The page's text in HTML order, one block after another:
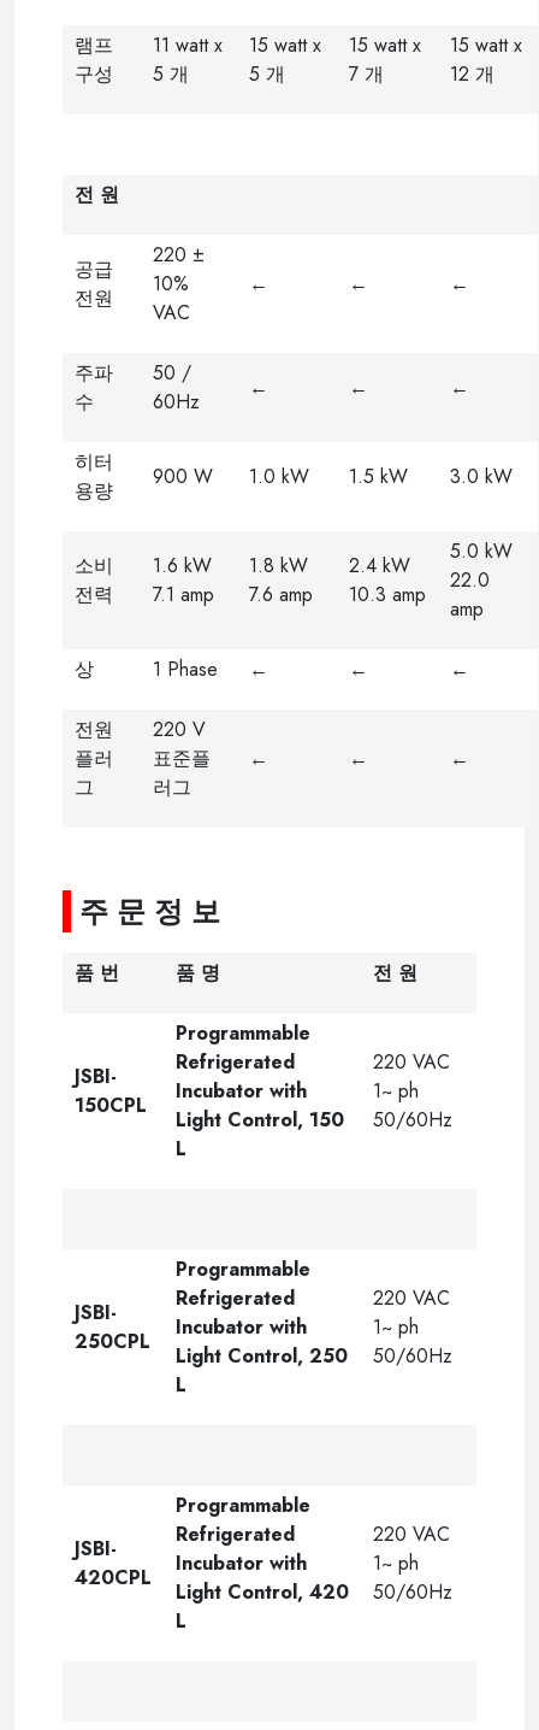
램프
구성
11 watt x
5 개
15 watt x
5 개
15 watt x
7 개
15 watt x
12 개
전 원
공급
전원
220 ±
10%
VAC
← ← ←
주파
수
50 /
60Hz
← ← ←
히터
용량
900 W 1.0 kW 1.5 kW 3.0 kW
소비
전력
1.6 kW
7.1 amp
1.8 kW
7.6 amp
2.4 kW
10.3 amp
5.0 kW
22.0
amp
상 1 Phase ← ← ←
전원
플러
그
220 V
표준플
러그
← ← ←
주 문 정 보
품 번 품 명 전 원
JSBI-
150CPL
Programmable
Refrigerated
Incubator with
Light Control, 150
L
220 VAC
1~ ph
50/60Hz
JSBI-
250CPL
Programmable
Refrigerated
Incubator with
Light Control, 250
L
220 VAC
1~ ph
50/60Hz
JSBI-
420CPL
Programmable
Refrigerated
Incubator with
Light Control, 420
L
220 VAC
1~ ph
50/60Hz